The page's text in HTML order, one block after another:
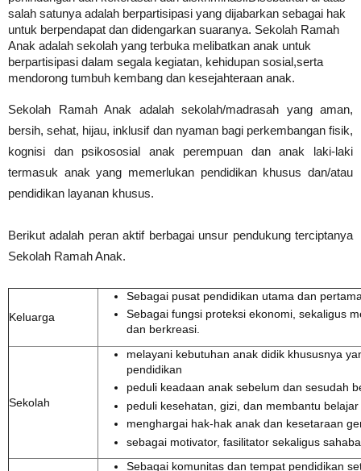
salah satunya adalah berpartisipasi yang dijabarkan sebagai hak
untuk berpendapat dan didengarkan suaranya. Sekolah Ramah
Anak adalah sekolah yang terbuka melibatkan anak untuk
berpartisipasi dalam segala kegiatan, kehidupan sosial,serta
mendorong tumbuh kembang dan kesejahteraan anak.
Sekolah Ramah Anak adalah sekolah/madrasah yang aman,
bersih, sehat, hijau, inklusif dan nyaman bagi perkembangan fisik,
kognisi dan psikososial anak perempuan dan anak laki-laki
termasuk anak yang memerlukan pendidikan khusus dan/atau
pendidikan layanan khusus.
Berikut adalah peran aktif berbagai unsur pendukung terciptanya
Sekolah Ramah Anak.
Keluarga
Sebagai pusat pendidikan utama dan
Sebagai fungsi proteksi ekonomi, sekaligus
dan berkreasi.
Sekolah
melayani kebutuhan anak didik khususnya
pendidikan
peduli keadaan anak sebelum dan sesudah
peduli kesehatan, gizi, dan membantu
menghargai hak-hak anak dan kesetaraan
sebagai motivator, fasilitator sekaligus
Sebagai komunitas dan tempat pendidikan